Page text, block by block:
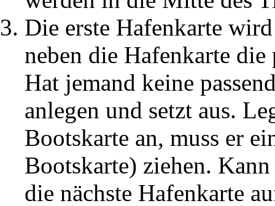
Die erste Hafenkarte
neben die Hafenkarte die
Hat jemand keine
anlegen und setzt aus.
Bootskarte an, muss er
Bootskarte) ziehen.
die nächste Hafenkarte